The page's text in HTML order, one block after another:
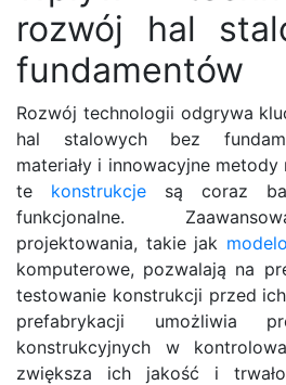
rozwój hal
fundamentów
Rozwój technologii odgrywa
hal stalowych bez
materiały i innowacyjne
te konstrukcje są coraz
funkcjonalne.
projektowania, takie jak
komputerowe, pozwalają na
testowanie konstrukcji przed
prefabrykacji umożliwia
konstrukcyjnych w
zwiększa ich jakość i